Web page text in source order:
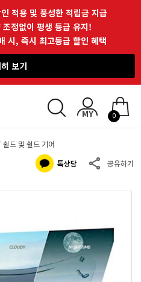
적용 및 풍성한 적립금 지급
정없이 평생 등급 유지!
시, 즉시 최고등급 할인 혜택
보기
0
쉴드 및 쉴드 기어